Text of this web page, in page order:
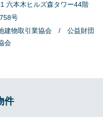
六本木ヒルズ森タワー44階
号
建物取引業協会 / 公益財団
会
件